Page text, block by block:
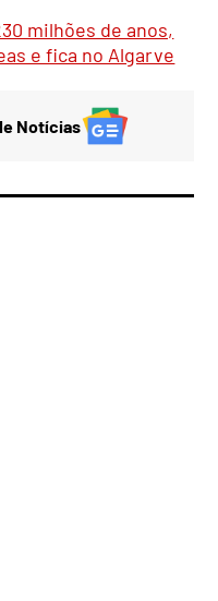
milhões de anos,
e fica no Algarve
Notícias